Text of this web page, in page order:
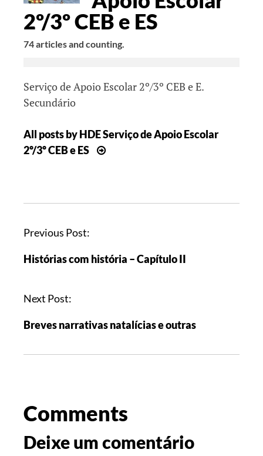
2º/3º CEB e ES
74 articles and counting.
Serviço de Apoio Escolar 2º/3º CEB e E.
Secundário
All posts by HDE Serviço de Apoio Escolar
2º/3º CEB e ES
Previous Post:
Histórias com história – Capítulo II
Next Post:
Breves narrativas natalícias e outras
Comments
Deixe um comentário